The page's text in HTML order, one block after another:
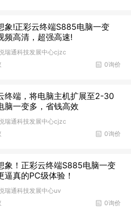
象!正彩云终端S885电脑一变
频高清，超强高速!
瑞通科技发展中心cjzc
0询价
终端，将电脑主机扩展至2-30
脑一变多，省钱高效
瑞通科技发展中心cjzc
0询价
象！正彩云终端S885电脑一变
逼真的PC级体验！
瑞通科技发展中心uv
0询价